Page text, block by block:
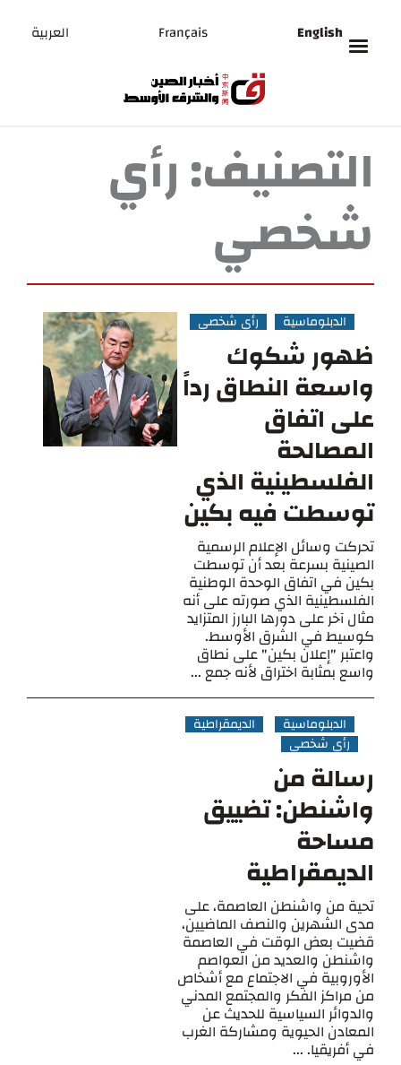
English
Français العربية
التصنيف:رأي
شخصي
الدبلوماسية رأي شخصي
ظهور شكوك
واسعة النطاق رداً
على اتفاق
المصالحة
الفلسطينية الذي
توسطت فيه بكين
تحركت وسائل الإعلام الرسمية
الصينية بسرعة بعد أن توسطت
بكين في اتفاق الوحدة الوطنية
الفلسطينية الذي صورته على أنه
مثال آخر على دورها البارز المتزايد
كوسيط في الشرق الأوسط.
واعتبر "إعلان بكين" على نطاق
واسع بمثابة اختراق لأنه جمع ...
الدبلوماسية
الديمقراطية
رأي شخصي
رسالة من
واشنطن: تضييق
مساحة
الديمقراطية
تحية من واشنطن العاصمة، على
مدى الشهرين والنصف الماضيين،
قضيت بعض الوقت في العاصمة
واشنطن والعديد من العواصم
الأوروبية في الاجتماع مع أشخاص
من مراكز الفكر والمجتمع المدني
والدوائر السياسية للحديث عن
المعادن الحيوية ومشاركة الغرب
في أفريقيا. ...